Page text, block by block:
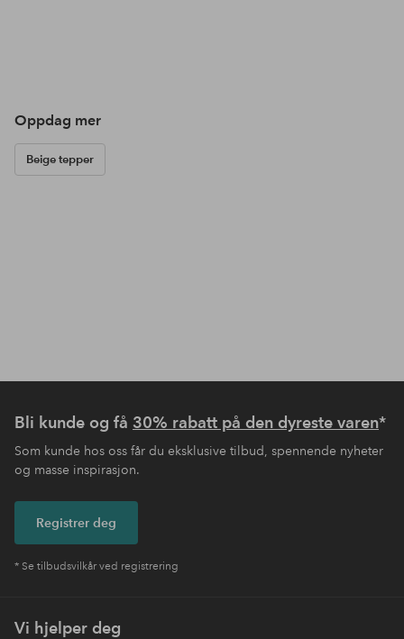
Oppdag mer
Beige tepper
Bli kunde og få 30% rabatt på den dyreste varen*
Som kunde hos oss får du eksklusive tilbud, spennende nyheter
og masse inspirasjon.
Registrer deg
* Se tilbudsvilkår ved registrering
Vi hjelper deg